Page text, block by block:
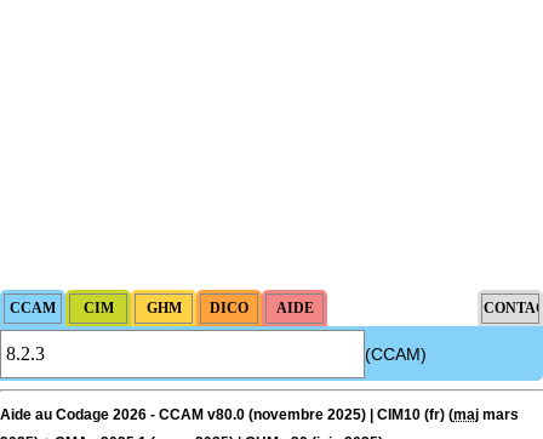
(CCAM)
Aide au Codage 2026 - CCAM v80.0 (novembre 2025) | CIM10 (fr) (maj mars